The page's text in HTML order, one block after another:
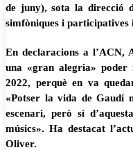
de juny), sota la direcció
simfòniques i participatives
En declaracions a l’ACN,
una «gran alegria» poder
2022, perquè en va
«Potser la vida de Gaudí
escenari, però sí
músics». Ha destacat
Oliver.